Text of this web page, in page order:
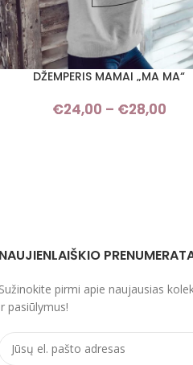
PASIRINKTI SAVYBES
DŽEMPERIS MAMAI „MA MA“
€24,00 – €28,00
NAUJIENLAIŠKIO
Sužinokite pirmi apie naujausias
pasiūlymus!